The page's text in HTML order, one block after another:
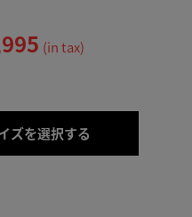
(in tax)
ズを選択する